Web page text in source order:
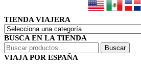
TIENDA VIAJERA
BUSCA EN LA TIENDA
Buscar
por:
Buscar
VIAJA POR ESPAÑA